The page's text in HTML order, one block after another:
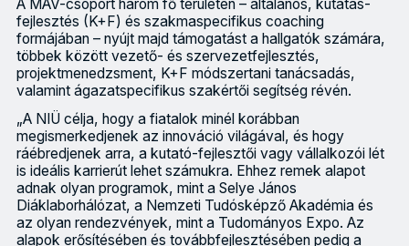
A MÁV-csoport három fő területen – általános, kutatás-
fejlesztés (K+F) és szakmaspecifikus coaching
formájában – nyújt majd támogatást a hallgatók számára,
többek között vezető- és szervezetfejlesztés,
projektmenedzsment, K+F módszertani tanácsadás,
valamint ágazatspecifikus szakértői segítség révén.
„A NIÜ célja, hogy a fiatalok minél korábban
megismerkedjenek az innováció világával, és hogy
ráébredjenek arra, a kutató-fejlesztői vagy vállalkozói lét
is ideális karrierút lehet számukra. Ehhez remek alapot
adnak olyan programok, mint a Selye János
Diáklaborhálózat, a Nemzeti Tudósképző Akadémia és
az olyan rendezvények, mint a Tudományos Expo. Az
alapok erősítésében és továbbfejlesztésében pedig a